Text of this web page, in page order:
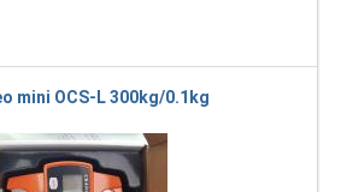
mini OCS-L 300kg/0.1kg